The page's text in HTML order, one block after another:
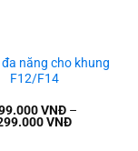
năng cho khung
F12/F14
VNĐ –
VNĐ